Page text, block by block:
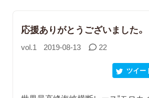
応援ありがとうございました。
vol.1 2019-08-13 22
ツイー